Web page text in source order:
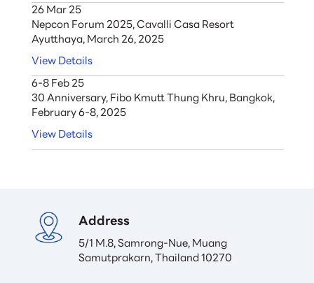
26 Mar 25
Nepcon Forum 2025, Cavalli Casa Resort
Ayutthaya, March 26, 2025
View Details
6-8 Feb 25
30 Anniversary, Fibo Kmutt Thung Khru, Bangkok,
February 6-8, 2025
View Details
Address
5/1 M.8, Samrong-Nue, Muang
Samutprakarn, Thailand 10270